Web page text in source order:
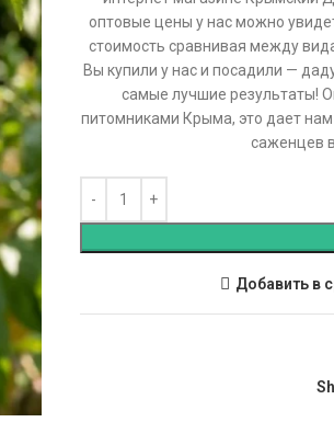
оптовые цены у нас можно
стоимость сравнивая между
Вы купили у нас и посадили —
самые лучшие результаты!
питомниками Крыма, это дает
саженцев
Добавить в